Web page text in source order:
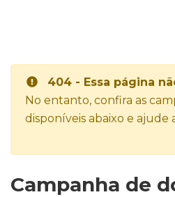
404 - Essa página
No entanto, confira as
disponíveis abaixo e ajude
Campanha de